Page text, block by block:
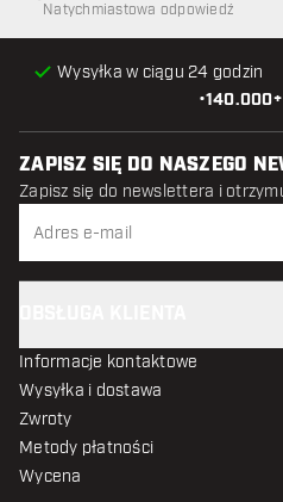
•
Wysyłka w ciągu 24 godzin
Natychmiastowa odpowiedź
ZAPISZ SIĘ DO NASZEGO
Zapisz się do newslettera i
Informacje kontaktowe
Wysyłka i dostawa
Zwroty
Metody płatności
Wycena